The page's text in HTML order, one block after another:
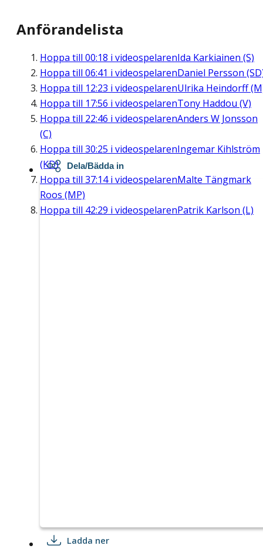
Anförandelista
Hoppa till 00:18 i videospelarenIda Karkiainen (S)
Hoppa till 06:41 i videospelarenDaniel Persson
Hoppa till 12:23 i videospelarenUlrika Heindorff
Hoppa till 17:56 i videospelarenTony Haddou (V)
Hoppa till 22:46 i videospelarenAnders W Jonsson
(C)
Hoppa till 30:25 i videospelarenIngemar Kihlström
(KD)
Hoppa till 37:14i videospelarenMalte Tängmark
Roos (MP)
Hoppa till 42:29 i videospelarenPatrik Karlson (L)
Dela/Bädda in
Ladda ner